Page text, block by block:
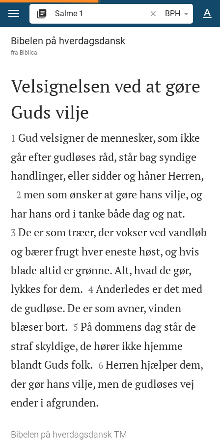
Gå til indhold
Søg efter bibelvers
BPH
Salme 1
Bibelen på hverdagsdansk
fra Biblica

Velsignelsen ved at gøre
Guds vilje

1 Gud velsigner de mennesker, som ikke
går efter gudløses råd, står bag syndige
handlinger, eller sidder og håner Herren,

2 men som ønsker at gøre hans vilje, og
har hans ord i tanke både dag og nat.
3 De er som træer, der vokser ved vandløb
og bærer frugt hver eneste høst, og hvis
blade altid er grønne. Alt, hvad de gør,
lykkes for dem. 

4 Anderledes er det med
de gudløse. De er som avner, vinden
blæser bort. 

5 På dommens dag står de
straf skyldige, de hører ikke hjemme
blandt Guds folk. 

6 Herren hjælper dem,
der gør hans vilje, men de gudløses vej
ender i afgrunden.
Bibelen på hverdagsdansk TM